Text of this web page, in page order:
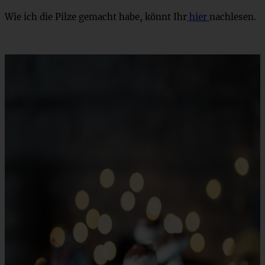
Wie ich die Pilze gemacht habe, könnt Ihr hier nachlesen.